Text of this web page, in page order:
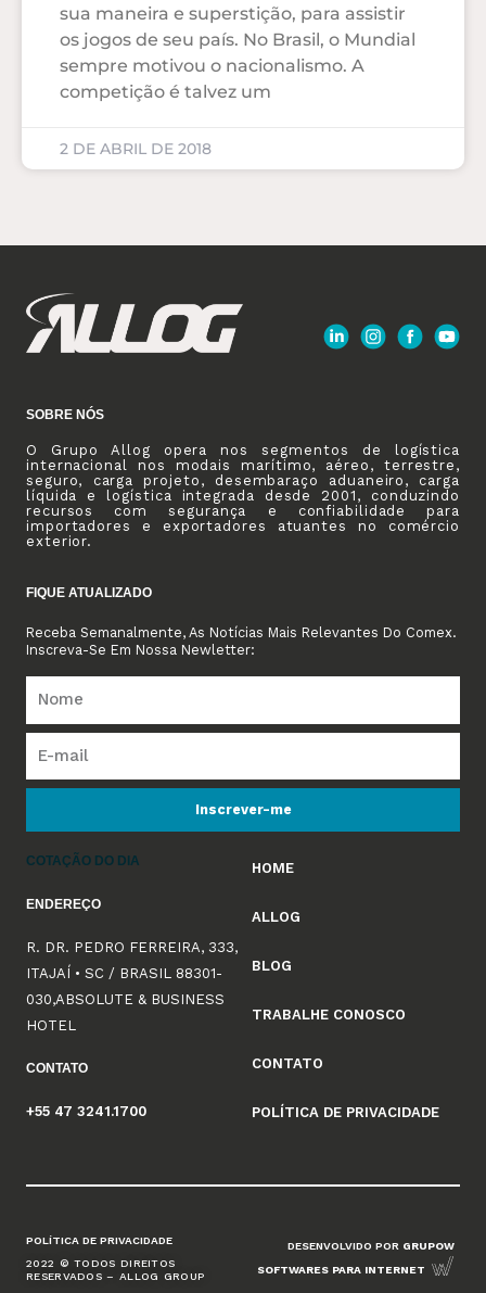
sua maneira e superstição, para assistir
os jogos de seu país. No Brasil, o Mundial
sempre motivou o nacionalismo. A
competição é talvez um
2 DE ABRIL DE 2018
SOBRE NÓS
O Grupo Allog opera nos segmentos de logística
internacional nos modais marítimo, aéreo, terrestre,
seguro, carga projeto, desembaraço aduaneiro, carga
líquida e logística integrada desde 2001, conduzindo
recursos com segurança e confiabilidade para
importadores e exportadores atuantes no comércio
exterior.
FIQUE ATUALIZADO
Receba Semanalmente, As Notícias Mais Relevantes Do Comex.
Inscreva-Se Em Nossa Newletter:
Inscrever-me
COTAÇÃO DO DIA
ENDEREÇO
R. DR. PEDRO FERREIRA, 333,
ITAJAÍ • SC / BRASIL 88301-
030,ABSOLUTE & BUSINESS
HOTEL
CONTATO
+55 47 3241.1700
HOME
ALLOG
BLOG
TRABALHE CONOSCO
CONTATO
POLÍTICA DE PRIVACIDADE
POLÍTICA DE PRIVACIDADE
2022 © TODOS DIREITOS
RESERVADOS – ALLOG GROUP
DESENVOLVIDO POR GRUPOW
SOFTWARES PARA INTERNET